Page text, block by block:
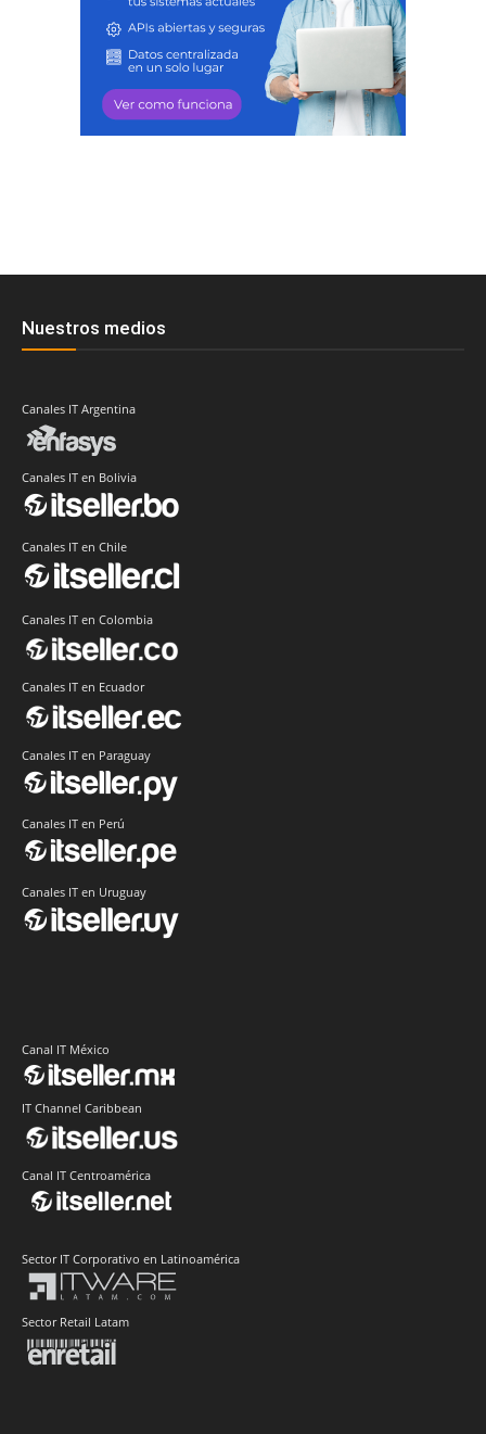
Nuestros medios
Canales IT Argentina
Canales IT en Bolivia
Canales IT en Chile
Canales IT en Colombia
Canales IT en Ecuador
Canales IT en Paraguay
Canales IT en Perú
Canales IT en Uruguay
Canal IT México
IT Channel Caribbean
Canal IT Centroamérica
Sector IT Corporativo en Latinoamérica
Sector Retail Latam